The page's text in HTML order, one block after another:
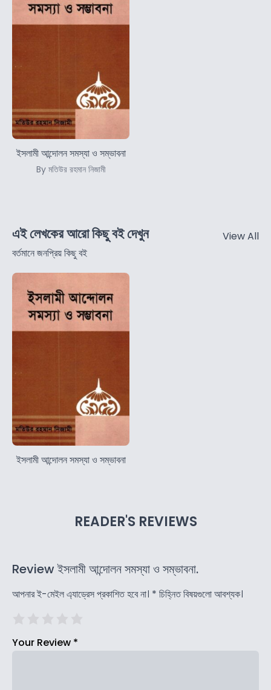
ইসলামী আন্দোলন সমস্যা ও সম্ভাবনা
By মতিউর রহমান নিজামী
এই লেখকের আরো কিছু বই দেখুন
বর্তমানে জনপ্রিয় কিছু বই
View All
ইসলামী আন্দোলন সমস্যা ও সম্ভাবনা
READER'S REVIEWS
Review ইসলামী আন্দোলন সমস্যা ও সম্ভাবনা.
আপনার ই-মেইল এ্যাড্রেস প্রকাশিত হবে না। * চিহ্নিত বিষয়গুলো আবশ্যক।
Your Review *